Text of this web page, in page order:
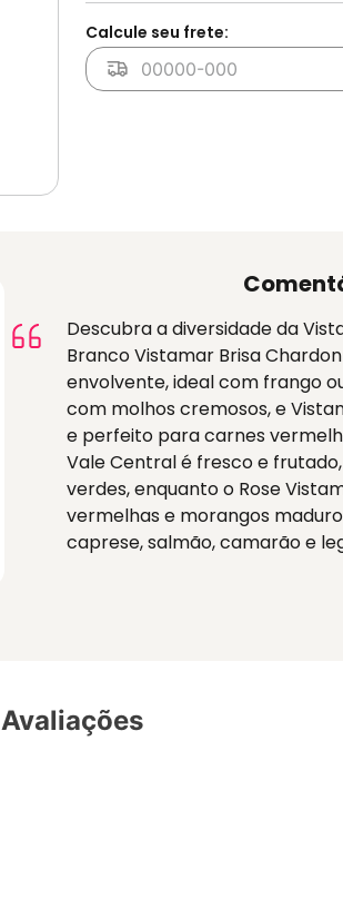
Descubra a diversidade da
Branco Vistamar Brisa
envolvente, ideal com frango
com molhos cremosos, e
e perfeito para carnes
Vale Central é fresco e
verdes, enquanto o Rose
vermelhas e morangos
caprese, salmão, camarão e
Avaliações